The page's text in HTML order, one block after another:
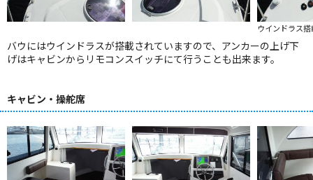
ウインドラス
バウにはウインドラスが搭載されていますので、アンカーの上げ下
げはキャビンからリモコンスイッチにて行うことも出来ます。
キャビン・操舵席